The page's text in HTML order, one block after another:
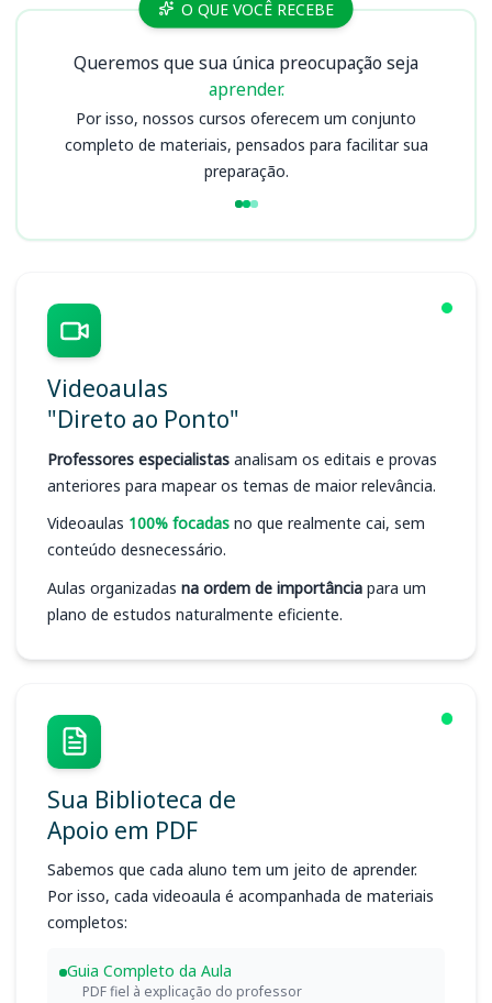
O QUE VOCÊ RECEBE
Queremos que sua única preocupação seja
aprender.
Por isso, nossos cursos oferecem um conjunto
completo de materiais, pensados para facilitar sua
preparação.
Videoaulas
"Direto ao Ponto"
Professores especialistas analisam os editais e provas
anteriores para mapear os temas de maior relevância.
Videoaulas 100% focadas no que realmente cai, sem
conteúdo desnecessário.
Aulas organizadas na ordem de importância para um
plano de estudos naturalmente eficiente.
Sua Biblioteca de
Apoio em PDF
Sabemos que cada aluno tem um jeito de aprender.
Por isso, cada videoaula é acompanhada de materiais
completos:
Guia Completo da Aula
PDF fiel à explicação do professor